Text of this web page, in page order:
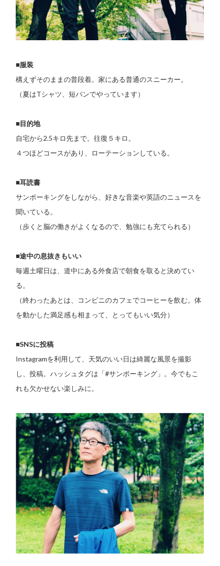
■服装
構えずそのままの普段着。家にある普通のスニーカー。
（夏はTシャツ、短パンでやっています）
■目的地
自宅から2.5キロ先まで。往復５キロ。
４つほどコースがあり、ローテーションしている。
■耳読書
サンポーキングをしながら、好きな音楽や英語のニュースを
聞いている。
（歩くと脳の働きがよくなるので、勉強にも充てられる）
■途中の息抜きもいい
毎週土曜日は、道中にある外食店で朝食を取ると決めてい
る。
（終わったあとは、コンビニのカフェでコーヒーを飲む。体
を動かした満足感も相まって、とってもいい気分）
■SNSに投稿
Instagramを利用して、天気のいい日は綺麗な風景を撮影
し、投稿。ハッシュタグは「#サンポーキング」。今でもこ
れも欠かせない楽しみに。